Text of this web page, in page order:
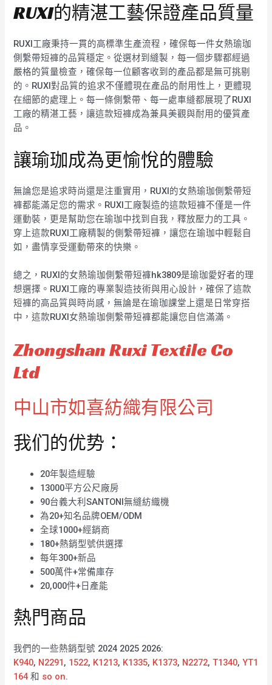
RUXI的精湛工藝保證產品質量
RUXI工廠秉持一貫的高標準生產流程，確保每一件女熱瑜珈
側繫帶短褲的品質穩定。從選材到縫製，每一個步驟都經過
嚴格的質量檢查，確保每一位顧客收到的產品都是無可挑剔
的。RUXI對品質的追求不僅體現在產品的耐用性上，更體現
在細節的處理上。每一條側繫帶、每一處車縫都展現了RUXI
工廠的精湛工藝，讓這款短褲成為兼具美觀與耐用的優質產
品。
讓瑜珈成為更愉悅的體驗
無論您是追求時尚還是注重實用，RUXI的女熱瑜珈側繫帶短
褲都能滿足您的需求。RUXI工廠製造的這款短褲不僅是一件
運動裝，更是幫助您在瑜珈中找到自我，釋放壓力的工具。
穿上這款RUXI工廠精製的側繫帶短褲，讓您在瑜珈中輕鬆自
如，盡情享受運動帶來的快樂。
總之，RUXI的女熱瑜珈側繫帶短褲hk3809是瑜珈愛好者的理
想選擇。RUXI工廠的專業製造技術與用心設計，確保了這款
短褲的高品質與時尚感，無論是在瑜珈課堂上還是日常穿搭
中，這款RUXI女熱瑜珈側繫帶短褲都能讓您自信滿滿。
Zhongshan Ruxi Textile Co
Ltd
中山市如喜紡織有限公司
我们的优势：
20年製造經驗
13000平方公尺廠房
90台義大利SANTONI無縫紡織機
為20+知名品牌OEM/ODM
全球1000+經銷商
180+熱銷型號供選擇
每年300+新品
500萬件+常備庫存
20,000件+日產能
熱門商品
我們的一些熱銷型號 2024 2025 2026:
K940, N2291, 1522, K1213, K1335, K1373, N2272,T1340,YT1
164 和 so on.